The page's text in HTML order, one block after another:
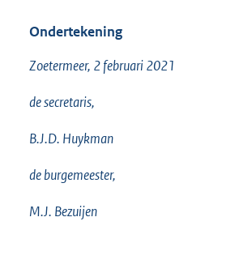
Ondertekening
Zoetermeer, 2 februari 2021
de secretaris,
B.J.D. Huykman
de burgemeester,
M.J. Bezuijen